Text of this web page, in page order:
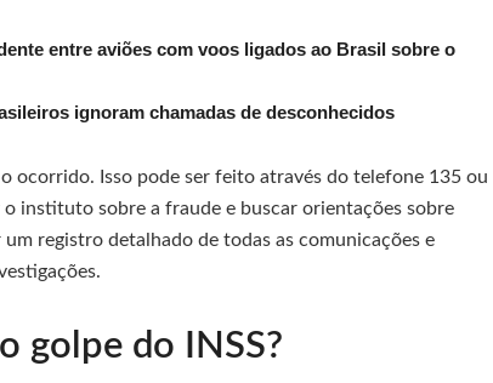
entre aviões com voos ligados ao Brasil sobre o
ignoram chamadas de desconhecidos
ocorrido. Isso pode ser feito através do telefone 135 ou
instituto sobre a fraude e buscar orientações sobre
registro detalhado de todas as comunicações e
golpe do INSS?